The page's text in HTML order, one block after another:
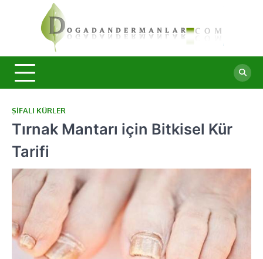
doğal
taşlar ile
sağlıklı
yaşam.
ŞIFALI KÜRLER
Tırnak Mantarı için Bitkisel Kür
Tarifi